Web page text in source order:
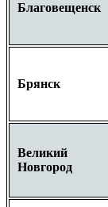
Благовещенск
Брянск
Великий
Новгород